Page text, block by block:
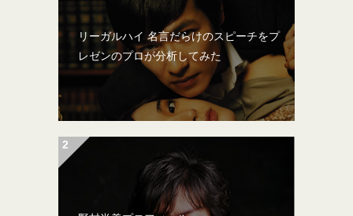
リーガルハイ 名言だらけのスピーチをプ
レゼンのプロが分析してみた